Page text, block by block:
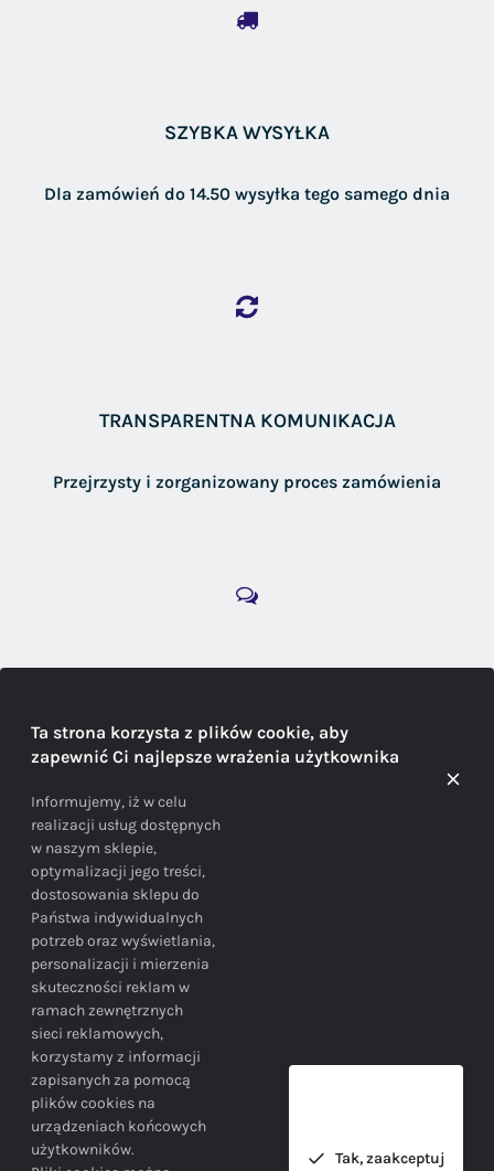
SZYBKA WYSYŁKA
Dla zamówień do 14.50 wysyłka tego samego dnia
TRANSPARENTNA KOMUNIKACJA
Przejrzysty i zorganizowany proces zamówienia
Doradzamy na każdym etapie zakupu
BEZPIECZEŃSTWO
Bezpieczne zakupy gwarantowane!
Ta strona korzysta z plików cookie, aby
zapewnić Ci najlepsze wrażenia użytkownika
Informujemy, iż w celu
realizacji usług dostępnych
w naszym sklepie,
optymalizacji jego treści,
dostosowania sklepu do
Państwa indywidualnych
potrzeb oraz wyświetlania,
personalizacji i mierzenia
skuteczności reklam w
ramach zewnętrznych
sieci reklamowych,
korzystamy z informacji
zapisanych za pomocą
plików cookies na
urządzeniach końcowych
użytkowników.
Tak, zaakceptuj